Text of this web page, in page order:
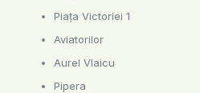
Piața Victoriei 1
Aviatorilor
Aurel Vlaicu
Pipera